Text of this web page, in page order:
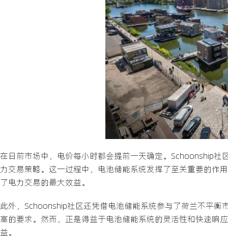
在日前市场中，电价每小时都会提前一天确定。Schoonship社
力交易策略。这一过程中，电池储能系统发挥了至关重要的作
了电力交易的最大效益。
此外，Schoonship社区还凭借电池储能系统参与了荷兰不平
高的要求。然而，正是得益于电池储能系统的灵活性和快速响
益。